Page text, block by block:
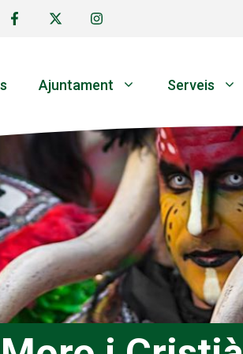
Ajuntament Serveis